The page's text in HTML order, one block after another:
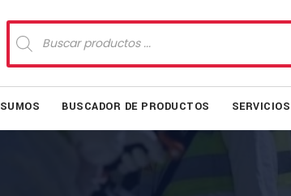
Búsqueda
de
productos
BUSCADOR DE PRODUCTOS SERVICIOS